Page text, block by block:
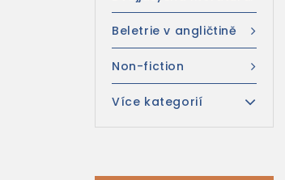
Beletrie v angličtině
Non-fiction
Více kategorií